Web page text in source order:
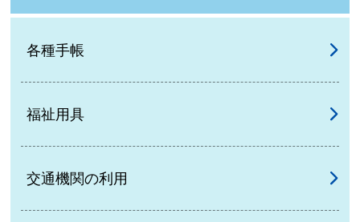
各種手帳
福祉用具
交通機関の利用